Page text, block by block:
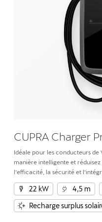
CUPRA Charger
Idéale pour les conducteurs de
manière intelligente et réduisez
l’efficacité, la sécurité et
22 kW 4,5 m
Recharge surplus